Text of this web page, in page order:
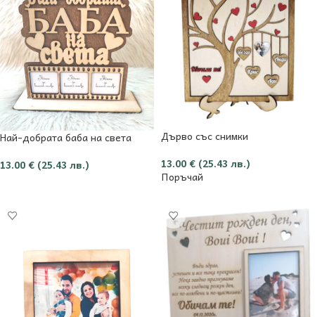
Най-добрата баба на света
13.00 € (25.43 лв.)
Дърво със снимки
13.00 € (25.43 лв.)
Поръчай